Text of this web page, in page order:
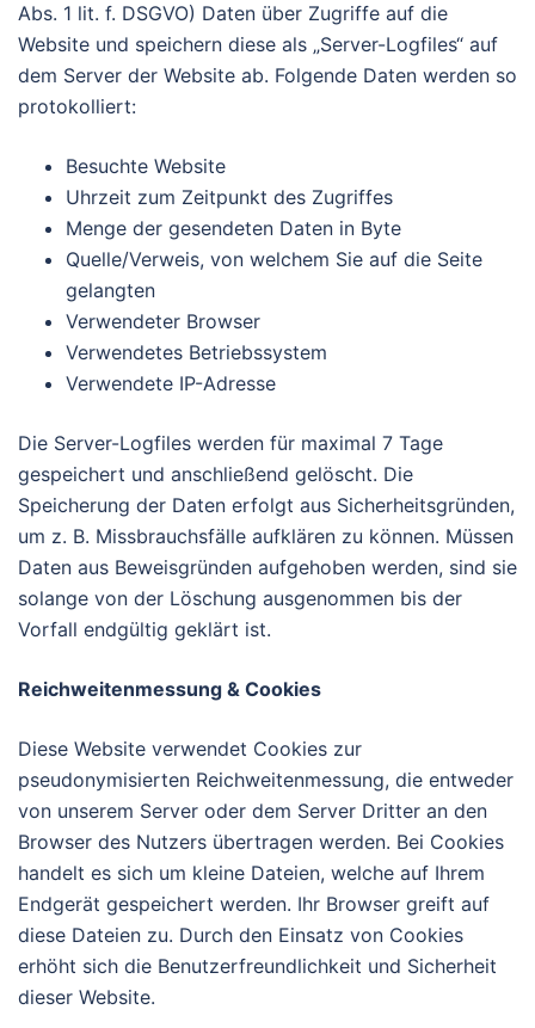
Abs. 1 lit. f. DSGVO) Daten über Zugriffe auf die
Website und speichern diese als „Server-Logfiles“ auf
dem Server der Website ab. Folgende Daten werden so
protokolliert:
Besuchte Website
Uhrzeit zum Zeitpunkt des Zugriffes
Menge der gesendeten Daten in Byte
Quelle/Verweis, von welchem Sie auf die Seite
gelangten
Verwendeter Browser
Verwendetes Betriebssystem
Verwendete IP-Adresse
Die Server-Logfiles werden für maximal 7 Tage
gespeichert und anschließend gelöscht. Die
Speicherung der Daten erfolgt aus Sicherheitsgründen,
um z. B. Missbrauchsfälle aufklären zu können. Müssen
Daten aus Beweisgründen aufgehoben werden, sind sie
solange von der Löschung ausgenommen bis der
Vorfall endgültig geklärt ist.
Reichweitenmessung & Cookies
Diese Website verwendet Cookies zur
pseudonymisierten Reichweitenmessung, die entweder
von unserem Server oder dem Server Dritter an den
Browser des Nutzers übertragen werden. Bei Cookies
handelt es sich um kleine Dateien, welche auf Ihrem
Endgerät gespeichert werden. Ihr Browser greift auf
diese Dateien zu. Durch den Einsatz von Cookies
erhöht sich die Benutzerfreundlichkeit und Sicherheit
dieser Website.